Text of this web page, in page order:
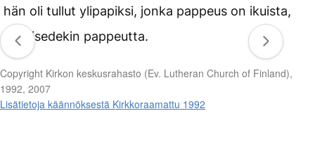
hän oli tullut ylipapiksi, jonka pappeus on ikuista,
Melkisedekin pappeutta.
Copyright Kirkon keskusrahasto (Ev. Lutheran Church of Finland),
1992, 2007
Lisätietoja käännöksestä Kirkkoraamattu 1992